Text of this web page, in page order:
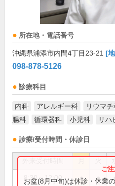
所在地・電話番号
沖縄県浦添市内間4丁目23-21 [
098-878-5126
診療科目
内科 アレルギー科 リウマ
腸科
循環器科 小児科 リハ
診療/受付時間・休診日
8:30～12:00 ● ●
お盆(8月中旬)は休診・休業